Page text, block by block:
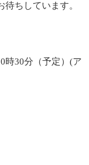
ちしています。
時30分（予定）(ア